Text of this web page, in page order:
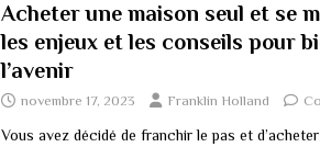
Acheter une maison seul et se
les enjeux et les conseils pour
l’avenir
novembre 17, 2023 Franklin Holland
Vous avez décidé de franchir le pas et